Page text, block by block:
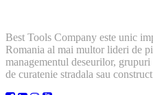
Best Tools Company este unic
Romania al mai multor lideri de
managementul deseurilor,
de curatenie stradala sau